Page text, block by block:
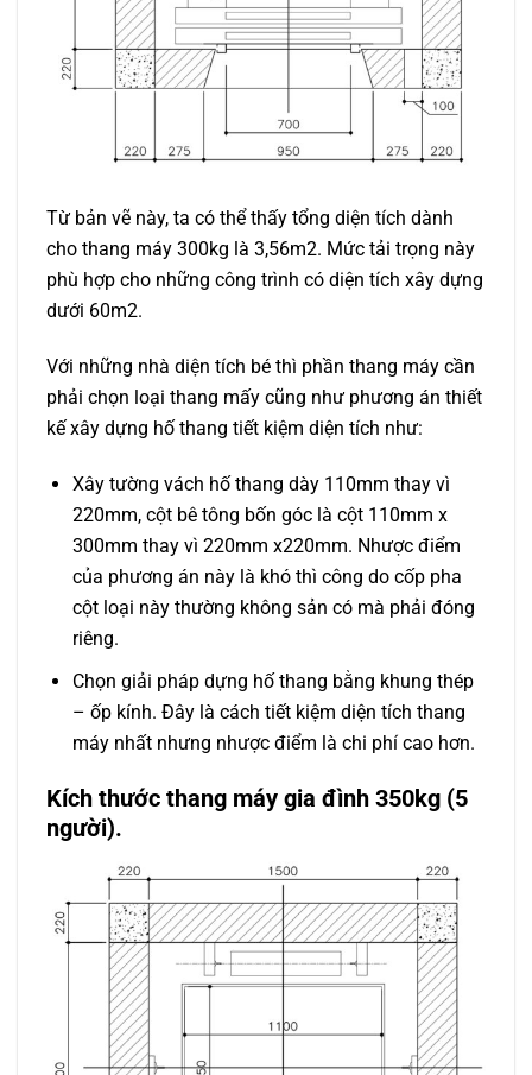
Từ bản vẽ này, ta có thể thấy tổng diện tích dành
cho thang máy 300kg là 3,56m2. Mức tải trọng này
phù hợp cho những công trình có diện tích xây dựng
dưới 60m2.
Với những nhà diện tích bé thì phần thang máy cần
phải chọn loại thang mấy cũng như phương án thiết
kế xây dựng hố thang tiết kiệm diện tích như:
Xây tường vách hố thang dày 110mm thay vì
220mm, cột bê tông bốn góc là cột 110mm x
300mm thay vì 220mm x220mm. Nhược điểm
của phương án này là khó thì công do cốp pha
cột loại này thường không sản có mà phải đóng
riêng.
Chọn giải pháp dựng hố thang bằng khung thép
– ốp kính. Đây là cách tiết kiệm diện tích thang
máy nhất nhưng nhược điểm là chi phí cao hơn.
Kích thước thang máy gia đình 350kg (5
người).